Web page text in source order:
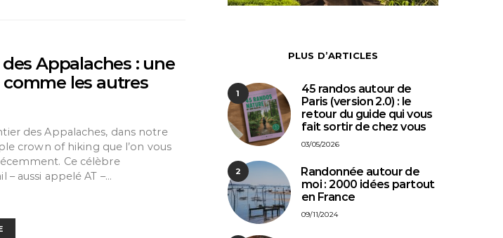
Appalaches : une
les autres
des Appalaches, dans notre
crown of hiking que l’on vous
Ce célèbre
– aussi appelé AT –…
PLUS D’ARTICLES
1
45 randos autour de
Paris (version 2.0) : le
retour du guide qui vous
fait sortir de chez vous
03/05/2026
2
⁠Randonnée autour de
moi : 2000 idées partout
en France
09/11/2024